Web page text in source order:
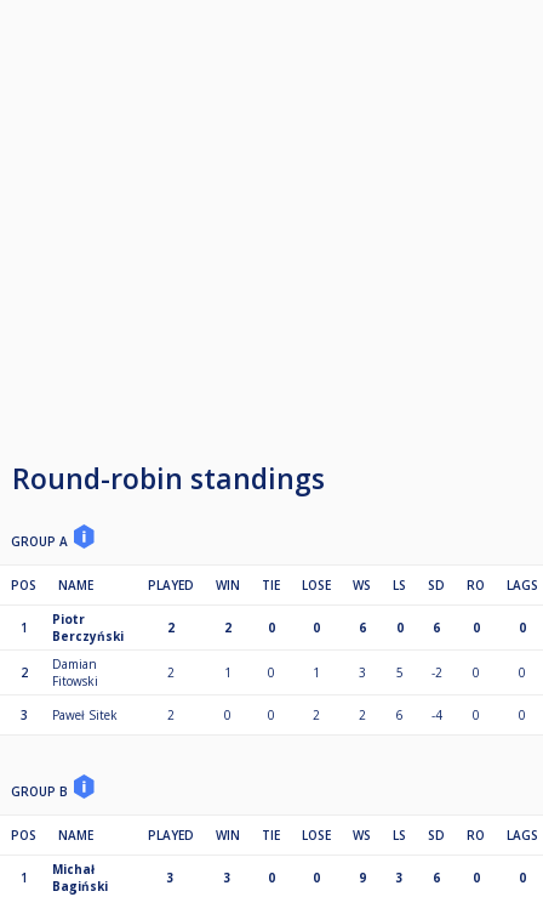
Round-robin standings
GROUP A
POS NAME PLAYED WIN TIE LOSE WS LS SD RO LAGS
1
Piotr
Berczyński
2 2 0 0 6 0 6 0 0
2
Damian
Fitowski
2 1 0 1 3 5 -2 0 0
3 Paweł Sitek 2 0 0 2 2 6 -4 0 0
GROUP B
POS NAME PLAYED WIN TIE LOSE WS LS SD RO LAGS
1
Michał
Bagiński
3 3 0 0 9 3 6 0 0